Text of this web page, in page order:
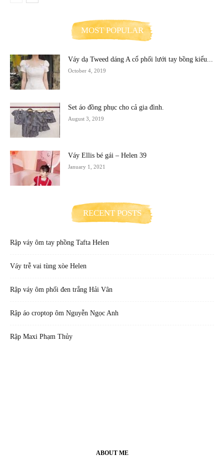
MOST POPULAR
Váy dạ Tweed dáng A cổ phối lưới tay bồng kiểu...
October 4, 2019
Set áo đồng phục cho cả gia đình.
August 3, 2019
Váy Ellis bé gái – Helen 39
January 1, 2021
RECENT POSTS
Rập váy ôm tay phồng Tafta Helen
Váy trễ vai tùng xòe Helen
Rập váy ôm phối đen trắng Hải Vân
Rập áo croptop ôm Nguyễn Ngọc Anh
Rập Maxi Phạm Thủy
ABOUT ME